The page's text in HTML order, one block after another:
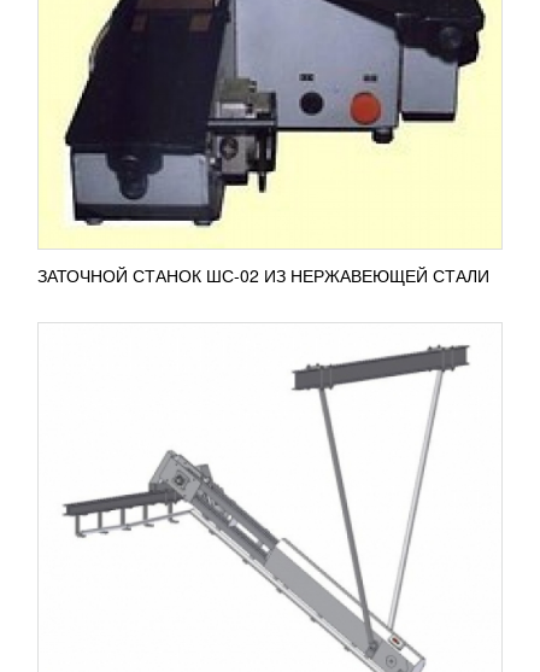
ЗАТОЧНОЙ СТАНОК ШС-02 ИЗ НЕРЖАВЕЮЩЕЙ СТАЛИ
ТУШ КРС
УЗНАТЬ ЦЕНУ
Дифференциальный подъемник для туш КРС
применяется для поднятия туш со стола
доочистки или выбрасывающего стола на
конвейер. Специальная конструкция...
ПОДРОБНЕЕ
79 513RUB
Станок заточной СЗ-05 применяется для
затачиванию компонентов отечественного и
зарубежного пищевого оборудования.
В стандартную комплектацию входят...